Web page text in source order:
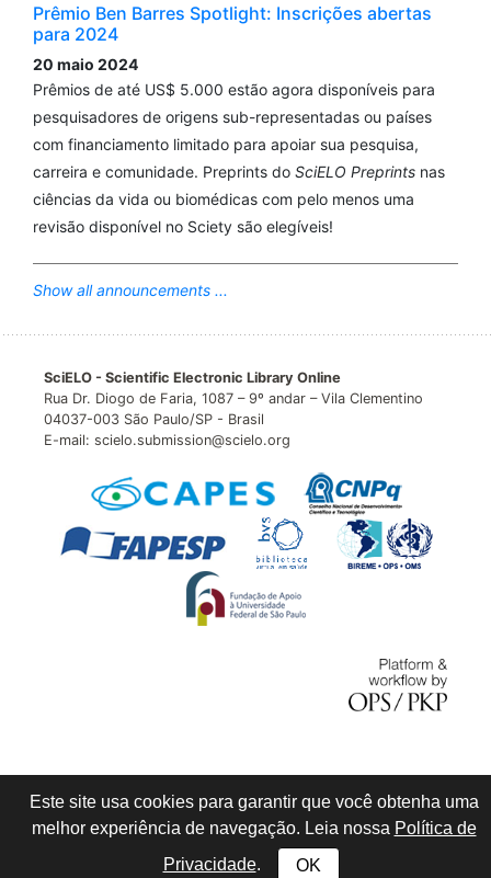
Prêmio Ben Barres Spotlight: Inscrições abertas
para 2024
20 maio 2024
Prêmios de até US$ 5.000 estão agora disponíveis para
pesquisadores de origens sub-representadas ou países
com financiamento limitado para apoiar sua pesquisa,
carreira e comunidade. Preprints do SciELO Preprints nas
ciências da vida ou biomédicas com pelo menos uma
revisão disponível no Sciety são elegíveis!
Show all announcements ...
SciELO - Scientific Electronic Library Online
Rua Dr. Diogo de Faria, 1087 – 9º andar – Vila Clementino
04037-003 São Paulo/SP - Brasil
E-mail: scielo.submission@scielo.org
Este site usa cookies para garantir que você obtenha uma
melhor experiência de navegação. Leia nossa Política de
Privacidade. OK